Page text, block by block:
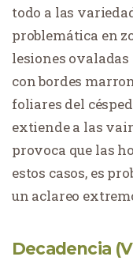
todo a las
problemática en
lesiones ovaladas
con bordes
foliares del
extiende a las
provoca que las
estos casos, es
un aclareo
Decadencia